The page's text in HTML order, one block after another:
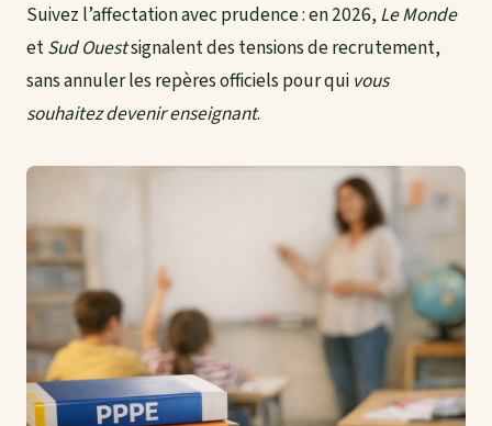
Suivez l’affectation avec prudence : en 2026,Le Monde
etSud Ouestsignalent des tensions de recrutement,
sans annuler les repères officiels pour qui vous
souhaitez devenir enseignant.